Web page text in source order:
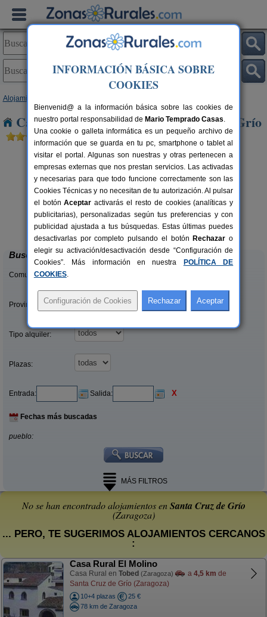
Alojamientos
Casas Rurales cerca de Santa Cruz de Grío
6+4 pers.
desde35 €
Casa Rural Cuenta La Leyenda
Bulbuente (Zaragoza)
Buscar
Comunidades:
Provincias/Islas:
Tipo alquiler:
Plazas:
Entrada: Salida: X
Fechas más buscadas
pueblo:
MÁS FILTROS
No se han encontrado alojamientos enSanta Cruz de Grío
(Zaragoza)
... PERO, TE SUGERIMOS ALOJAMIENTOS CERCANOS
:
Casa Rural El Molino
Casa Rural en Tobed (Zaragoza) a 4,5 km de
Santa Cruz de Grío (Zaragoza)
10+4 plazas
25 €
78 km de Zaragoza
INFORMACIÓN BÁSICA SOBRE
COOKIES
Bienvenid@ a la información básica sobre las cookies de
nuestro portal responsabilidad de Mario Temprado Casas.
Una cookie o galleta informática es un pequeño archivo de
información que se guarda en tu pc, smartphone o tablet al
visitar el portal. Algunas son nuestras y otras pertenecen a
empresas externas que nos prestan servicios. Las activadas
y necesarias para que todo funcione correctamente son las
Cookies Técnicas y no necesitan de tu autorización. Al pulsar
el botónAceptar activarás el resto de cookies (analíticas y
publicitarias), personalizadas según tus preferencias y con
publicidad ajustada a tus búsquedas. Estas últimas puedes
desactivarlas por completo pulsando el botón Rechazar o
elegir su activación/desactivación desde “Configuración de
Cookies”. Más información en nuestra
POLÍTICA DE
COOKIES.